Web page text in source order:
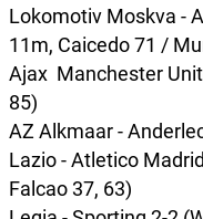
Lokomotiv Moskva -
11m, Caicedo 71 /
Ajax Manchester
85)
AZ Alkmaar -
Lazio - Atletico
Falcao 37, 63)